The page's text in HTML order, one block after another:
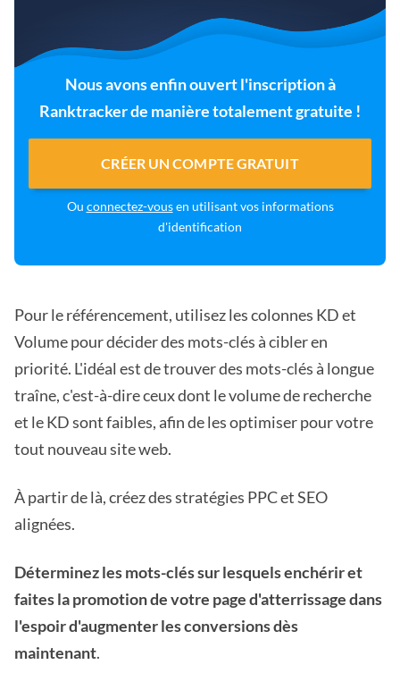
Nous avons enfin ouvert l'inscription à
Ranktracker de manière totalement gratuite !
CRÉER UN COMPTE GRATUIT
Ou connectez-vousen utilisant vos informations
d'identification
Pour le référencement, utilisez les colonnes KD et
Volume pour décider des mots-clés à cibler en
priorité. L'idéal est de trouver des mots-clés à longue
traîne, c'est-à-dire ceux dont le volume de recherche
et le KD sont faibles, afin de les optimiser pour votre
tout nouveau site web.
À partir de là, créez des stratégies PPC et SEO
alignées.
Déterminez les mots-clés sur lesquels enchérir et
faites la promotion de votre page d'atterrissage dans
l'espoir d'augmenter les conversions dès
maintenant.